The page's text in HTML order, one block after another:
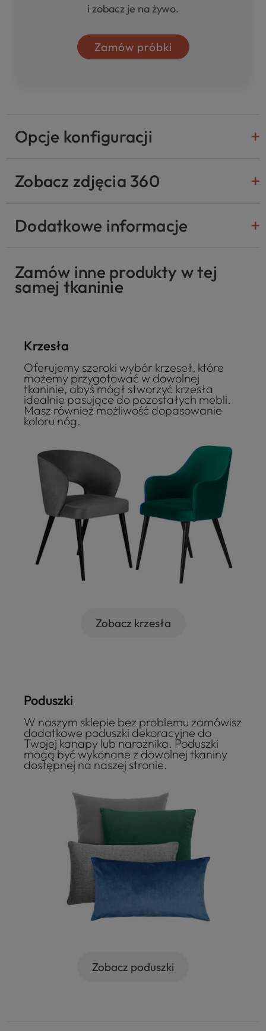
i zobacz je na żywo.
Zamów próbki
Opcje konfiguracji
Zobacz zdjęcia 360
Dodatkowe informacje
Zamów inne produkty w tej
samej tkaninie
Krzesła
Oferujemy szeroki wybór krzeseł, które
możemy przygotować w dowolnej
tkaninie, abyś mógł stworzyć krzesła
idealnie pasujące do pozostałych mebli.
Masz również możliwość dopasowanie
koloru nóg.
Zobacz krzesła
Poduszki
W naszym sklepie bez problemu zamówisz
dodatkowe poduszki dekoracyjne do
Twojej kanapy lub narożnika. Poduszki
mogą być wykonane z dowolnej tkaniny
dostępnej na naszej stronie.
Zobacz poduszki